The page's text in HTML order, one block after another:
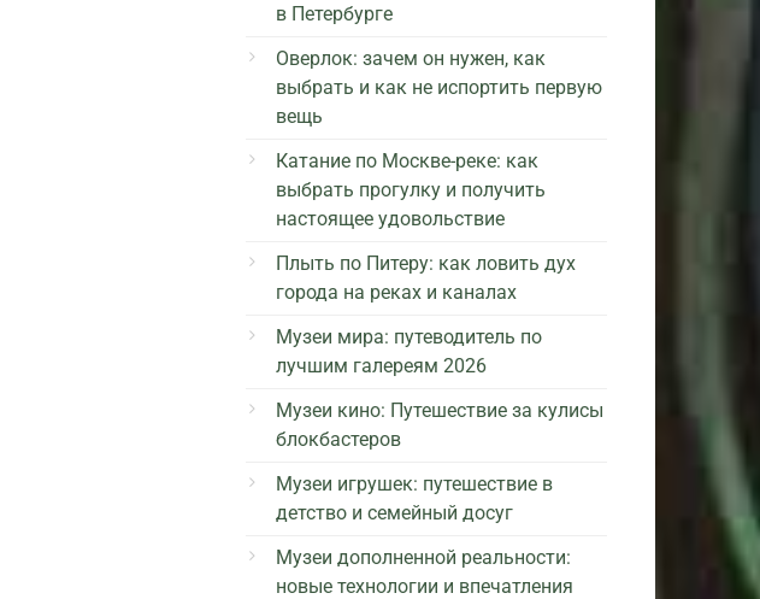
в Петербурге
Оверлок: зачем он нужен, как
выбрать и как не испортить первую
вещь
Катание по Москве-реке: как
выбрать прогулку и получить
настоящее удовольствие
Плыть по Питеру: как ловить дух
города на реках и каналах
Музеи мира: путеводитель по
лучшим галереям 2026
Музеи кино: Путешествие за кулисы
блокбастеров
Музеи игрушек: путешествие в
детство и семейный досуг
Музеи дополненной реальности:
новые технологии и впечатления